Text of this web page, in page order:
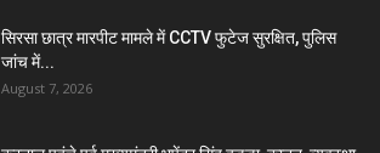
सिरसा छात्र मारपीट मामले में CCTV फुटेज सुरक्षित, पुलिस
जांच में...
August 7, 2026